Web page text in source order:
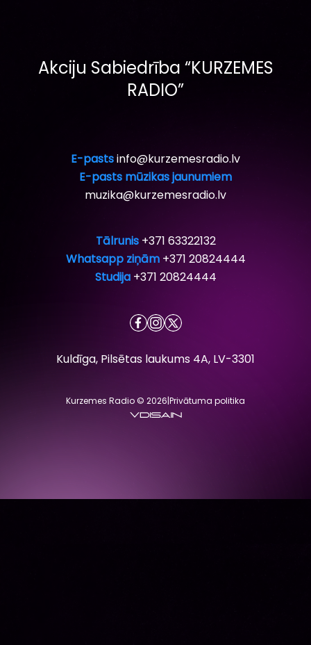
Akciju Sabiedrība “KURZEMES
RADIO”
E-pastsinfo@kurzemesradio.lv
E-pasts mūzikas jaunumiem
muzika@kurzemesradio.lv
Tālrunis +371 63322132
Whatsapp ziņām +371 20824444
Studija +371 20824444
Kuldīga, Pilsētas laukums 4A, LV-3301
Kurzemes Radio © 2026|Privātuma politika